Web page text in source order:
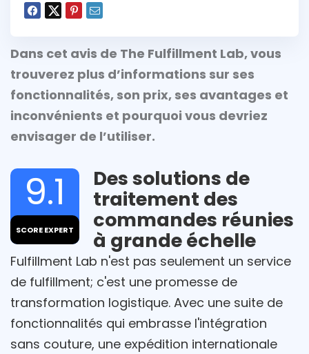
Dans cet avis de The Fulfillment Lab, vous
trouverez plus d’informations sur ses
fonctionnalités, son prix, ses avantages et
inconvénients et pourquoi vous devriez
envisager de l’utiliser.
9.1
SCORE EXPERT
Des solutions de
traitement des
commandes réunies
à grande échelle
Fulfillment Lab n'est pas seulement un service
de fulfillment; c'est une promesse de
transformation logistique. Avec une suite de
fonctionnalités qui embrasse l'intégration
sans couture, une expédition internationale